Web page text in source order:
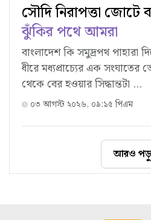
সৌদি নিরাপত্তা জোটে
ঝুঁকির পথে আমরা
বাংলাদেশ কি সমুদ্রপথ পাহারা
ধীরে মধ্যপ্রাচ্যের এক সংঘাতের
থেকে বের হওয়ার সিদ্ধান্তটা ...
০৩ আগস্ট ২০২৬, ০৯:১৫ পিএম
আরও